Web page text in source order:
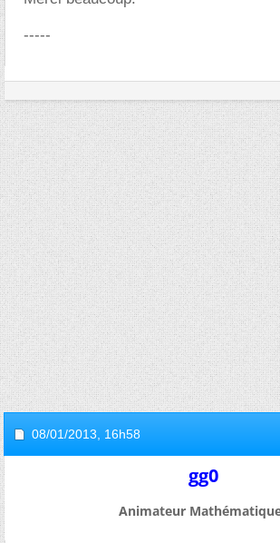
-----
08/01/2013, 16h58
gg0
Animateur